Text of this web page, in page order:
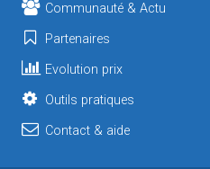
Communauté & Actu
Partenaires
Evolution prix
Outils pratiques
Contact & aide